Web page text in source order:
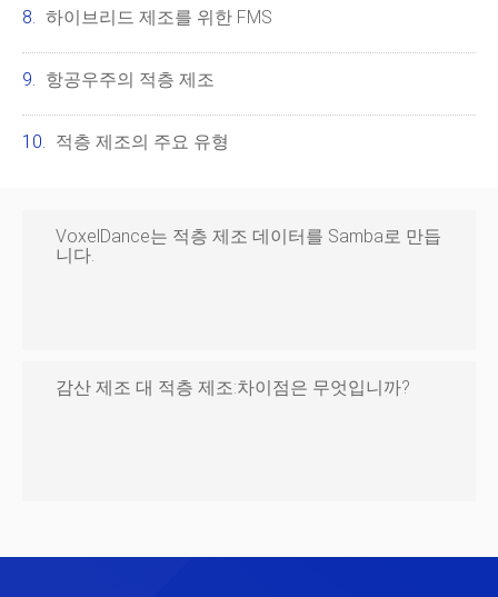
하이브리드 제조를 위한 FMS
항공우주의 적층 제조
적층 제조의 주요 유형
VoxelDance는 적층 제조 데이터를 Samba로 만듭
니다.
감산 제조 대 적층 제조:차이점은 무엇입니까?